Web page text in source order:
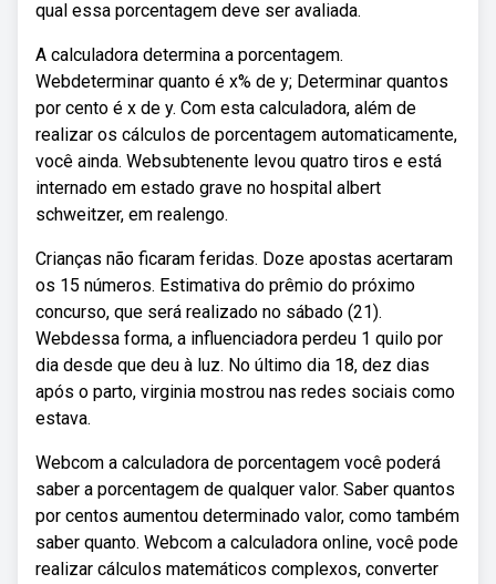
qual essa porcentagem deve ser avaliada.
A calculadora determina a porcentagem.
Webdeterminar quanto é x% de y; Determinar quantos
por cento é x de y. Com esta calculadora, além de
realizar os cálculos de porcentagem automaticamente,
você ainda. Websubtenente levou quatro tiros e está
internado em estado grave no hospital albert
schweitzer, em realengo.
Crianças não ficaram feridas. Doze apostas acertaram
os 15 números. Estimativa do prêmio do próximo
concurso, que será realizado no sábado (21).
Webdessa forma, a influenciadora perdeu 1 quilo por
dia desde que deu à luz. No último dia 18, dez dias
após o parto, virginia mostrou nas redes sociais como
estava.
Webcom a calculadora de porcentagem você poderá
saber a porcentagem de qualquer valor. Saber quantos
por centos aumentou determinado valor, como também
saber quanto. Webcom a calculadora online, você pode
realizar cálculos matemáticos complexos, converter